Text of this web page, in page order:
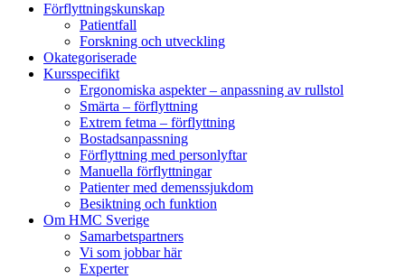
Förflyttningskunskap
Patientfall
Forskning och utveckling
Okategoriserade
Kursspecifikt
Ergonomiska aspekter – anpassning av rullstol
Smärta – förflyttning
Extrem fetma – förflyttning
Bostadsanpassning
Förflyttning med personlyftar
Manuella förflyttningar
Patienter med demenssjukdom
Besiktning och funktion
Om HMC Sverige
Samarbetspartners
Vi som jobbar här
Experter